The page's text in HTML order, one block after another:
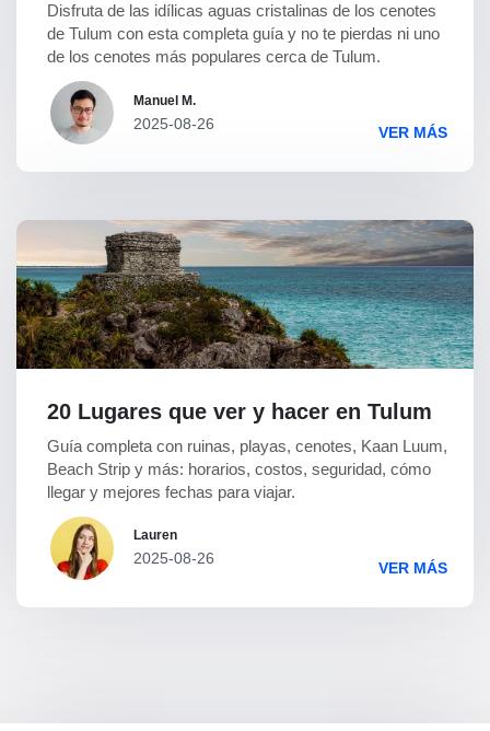
Disfruta de las idílicas aguas cristalinas de los cenotes
de Tulum con esta completa guía y no te pierdas ni uno
de los cenotes más populares cerca de Tulum.
Manuel M.
2025-08-26
VER MÁS
20 Lugares que ver y hacer en Tulum
Guía completa con ruinas, playas, cenotes, Kaan Luum,
Beach Strip y más: horarios, costos, seguridad, cómo
llegar y mejores fechas para viajar.
Lauren
2025-08-26
VER MÁS